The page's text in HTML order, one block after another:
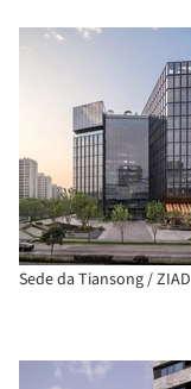
Sede da Tiansong / ZIAD